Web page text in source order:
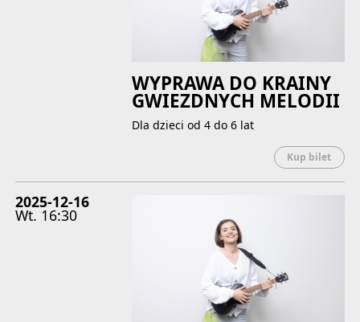
WYPRAWA DO KRAINY
GWIEZDNYCH MELODII
Dla dzieci od 4 do 6 lat
Kup bilet
2025-12-16
Wt. 16:30